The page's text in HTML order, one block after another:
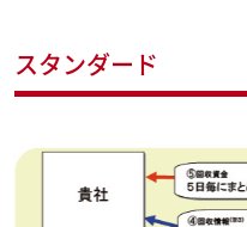
スタンダード